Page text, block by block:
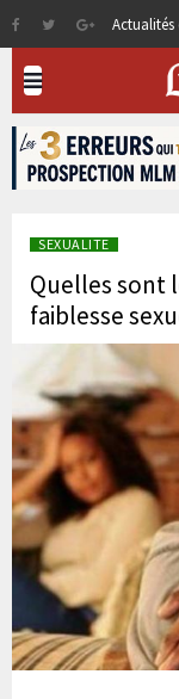
Actualités
SEXUALITE
Quelles sont
faiblesse